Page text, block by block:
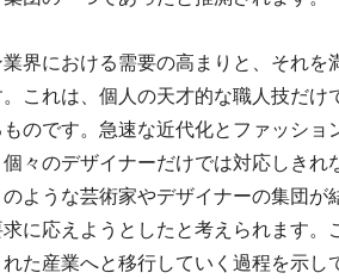
界における需要の高まりと、それを
これは、個人の天才的な職人技だけ
のです。急速な近代化とファッショ
々のデザイナーだけでは対応しきれ
ような芸術家やデザイナーの集団が
に応えようとしたと考えられます。
た産業へと移行していく過程を示し